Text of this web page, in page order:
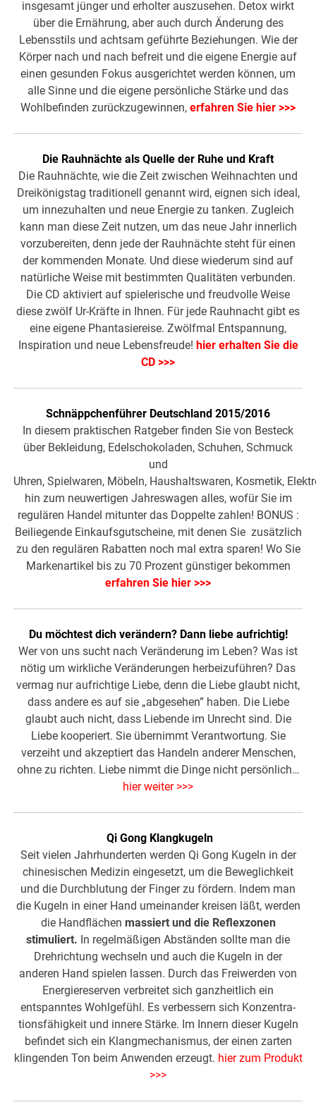
insgesamt jünger und erholter auszusehen. Detox wirkt
über die Ernährung, aber auch durch Änderung des
Lebensstils und achtsam geführte Beziehungen. Wie der
Körper nach und nach befreit und die eigene Energie auf
einen gesunden Fokus ausgerichtet werden können, um
alle Sinne und die eigene persönliche Stärke und das
Wohlbefinden zurückzugewinnen, erfahren Sie hier >>>
Die Rauhnächte als Quelle der Ruhe und Kraft
Die Rauhnächte, wie die Zeit zwischen Weihnachten und
Dreikönigstag traditionell genannt wird, eignen sich ideal,
um innezuhalten und neue Energie zu tanken. Zugleich
kann man diese Zeit nutzen, um das neue Jahr innerlich
vorzubereiten, denn jede der Rauhnächte steht für einen
der kommenden Monate. Und diese wiederum sind auf
natürliche Weise mit bestimmten Qualitäten verbunden.
Die CD aktiviert auf spielerische und freudvolle Weise
diese zwölf Ur-Kräfte in Ihnen. Für jede Rauhnacht gibt es
eine eigene Phantasiereise. Zwölfmal Entspannung,
Inspiration und neue Lebensfreude! hier erhalten Sie die
CD >>>
Schnäppchenführer Deutschland 2015/2016
In diesem praktischen Ratgeber finden Sie von Besteck
über Bekleidung, Edelschokoladen, Schuhen, Schmuck
und
Uhren, Spielwaren, Möbeln, Haushaltswaren, Kosmetik,
hin zum neuwertigen Jahreswagen alles, wofür Sie im
regulären Handel mitunter das Doppelte zahlen! BONUS :
Beiliegende Einkaufsgutscheine, mit denen Sie zusätzlich
zu den regulären Rabatten noch mal extra sparen! Wo Sie
Markenartikel bis zu 70 Prozent günstiger bekommen
erfahren Sie hier >>>
Du möchtest dich verändern? Dann liebe aufrichtig!
Wer von uns sucht nach Veränderung im Leben? Was ist
nötig um wirkliche Veränderungen herbeizuführen? Das
vermag nur aufrichtige Liebe, denn die Liebe glaubt nicht,
dass andere es auf sie „abgesehen” haben. Die Liebe
glaubt auch nicht, dass Liebende im Unrecht sind. Die
Liebe kooperiert. Sie übernimmt Verantwortung. Sie
verzeiht und akzeptiert das Handeln anderer Menschen,
ohne zu richten. Liebe nimmt die Dinge nicht persönlich…
hier weiter >>>
Qi Gong Klangkugeln
Seit vielen Jahrhunderten werden Qi Gong Kugeln in der
chinesischen Medizin eingesetzt, um die Beweglichkeit
und die Durchblutung der Finger zu fördern. Indem man
die Kugeln in einer Hand umeinander kreisen läßt, werden
die Handflächen massiert und die Reflexzonen
stimuliert. In regelmäßigen Abständen sollte man die
Drehrichtung wechseln und auch die Kugeln in der
anderen Hand spielen lassen. Durch das Freiwerden von
Energiereserven verbreitet sich ganzheitlich ein
entspanntes Wohlgefühl. Es verbessern sich Konzentra­
tionsfähigkeit und innere Stärke. Im Innern dieser Kugeln
befindet sich ein Klang­mechanismus, der einen zarten
klingenden Ton beim Anwenden erzeugt. hier zum Produkt
>>>